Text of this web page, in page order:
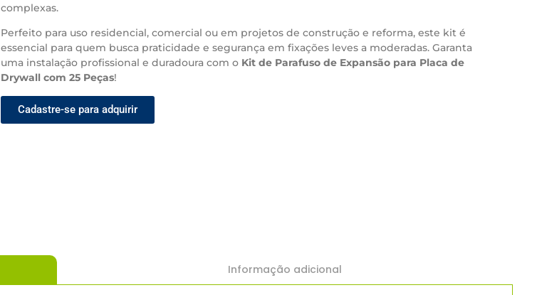
complexas.
Perfeito para uso residencial, comercial ou em projetos de construção e reforma, este kit é
essencial para quem busca praticidade e segurança em fixações leves a moderadas. Garanta
uma instalação profissional e duradoura com o Kit de Parafuso de Expansão para Placa de
Drywall com 25 Peças!
Cadastre-se para adquirir
Informação adicional